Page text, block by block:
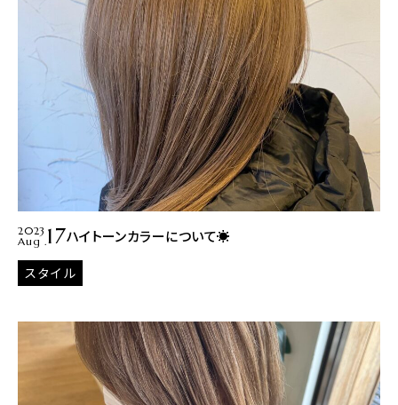
2023
Aug .17ハイトーンカラーについて☀️
スタイル